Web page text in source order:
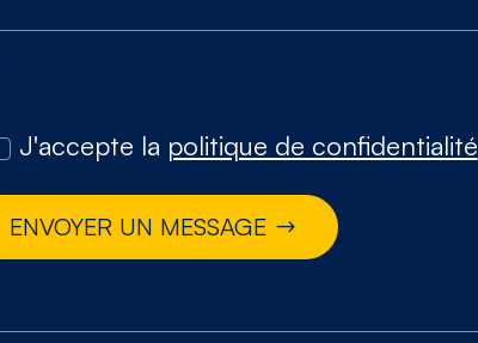
J'accepte la politique de confidentialité
ENVOYER UN MESSAGE